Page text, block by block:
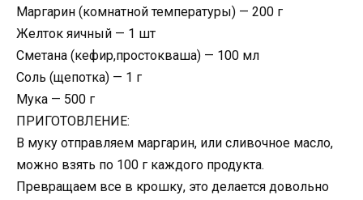
Маргарин (комнатной температуры) — 200 г
Желток яичный — 1 шт
Сметана (кефир,простокваша) — 100 мл
Соль (щепотка) — 1 г
Мука — 500 г
ПРИГОТОВЛЕНИЕ:
В муку отправляем маргарин, или сливочное масло,
можно взять по 100 г каждого продукта.
Превращаем все в крошку, это делается довольно